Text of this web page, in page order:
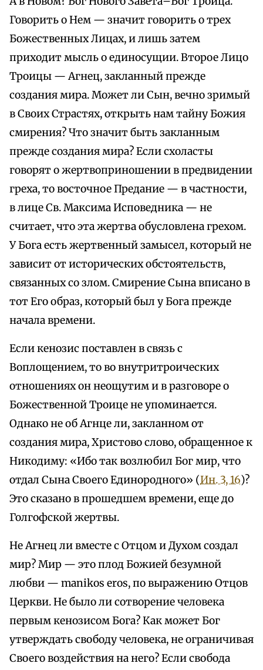
Говорить о Нем — значит говорить о трех
Божественных Лицах, и лишь затем
приходит мысль о единосущии. Второе Лицо
Троицы — Агнец, закланный прежде
создания мира. Может ли Сын, вечно зримый
в Своих Страстях, открыть нам тайну Божия
смирения? Что значит быть закланным
прежде создания мира? Если схоласты
говорят о жертвоприношении в предвидении
греха, то восточное Предание — в частности,
в лице Св. Максима Исповедника — не
считает, что эта жертва обусловлена грехом.
У Бога есть жертвенный замысел, который не
зависит от исторических обстоятельств,
связанных со злом. Смирение Сына вписано в
тот Его образ, который был у Бога прежде
начала времени.
Если кенозис поставлен в связь с
Воплощением, то во внутритроических
отношениях он неощутим и в разговоре о
Божественной Троице не упоминается.
Однако не об Агнце ли, закланном от
создания мира, Христово слово, обращенное к
Никодиму: «Ибо так возлюбил Бог мир, что
отдал Сына Своего Единородного» (Ин. 3, 16)?
Это сказано в прошедшем времени, еще до
Голгофской жертвы.
Не Агнец ли вместе с Отцом и Духом создал
мир? Мир — это плод Божией безумной
любви — manikos eros, по выражению Отцов
Церкви. Не было ли сотворение человека
первым кенозисом Бога? Как может Бог
утверждать свободу человека, не ограничивая
Своего воздействия на него? Если свобода